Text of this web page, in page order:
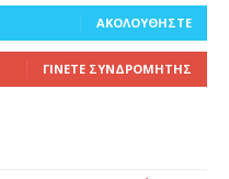
ΑΚΟΛΟΥΘΉΣΤΕ
ΓΊΝΕΤΕ ΣΥΝΔΡΟΜΗΤΉΣ